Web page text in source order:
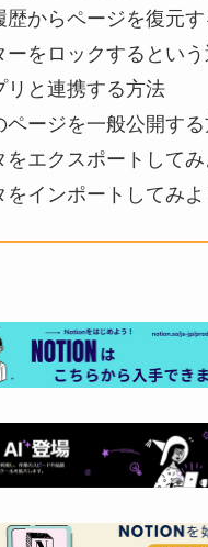
歴からページを復元
ーをロックするとい
リと連携する方法
ページを一般公開す
をエクスポートしてみ
をインポートしてみよ